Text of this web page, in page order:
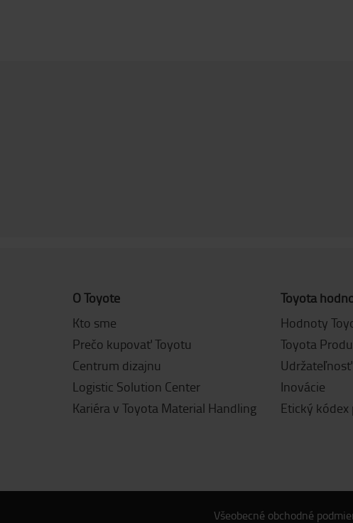
O Toyote
Kto sme
Prečo kupovať Toyotu
Centrum dizajnu
Logistic Solution Center
Kariéra v Toyota Material Handling
Toyota
Hodnoty
Toyota
Udržateľnosť
Inovácie
Etický
Všeobecné obchodné